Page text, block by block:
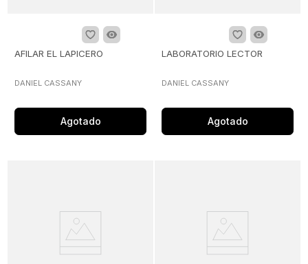
AFILAR EL LAPICERO
DANIEL CASSANY
Agotado
LABORATORIO LECTOR
DANIEL CASSANY
Agotado